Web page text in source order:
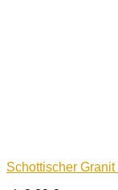
Schottischer